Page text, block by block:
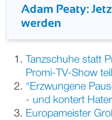
Adam Peaty:
werden
Tanzschuhe statt
Promi-TV-Show teil
"Erzwungene
- und kontert
Europameister